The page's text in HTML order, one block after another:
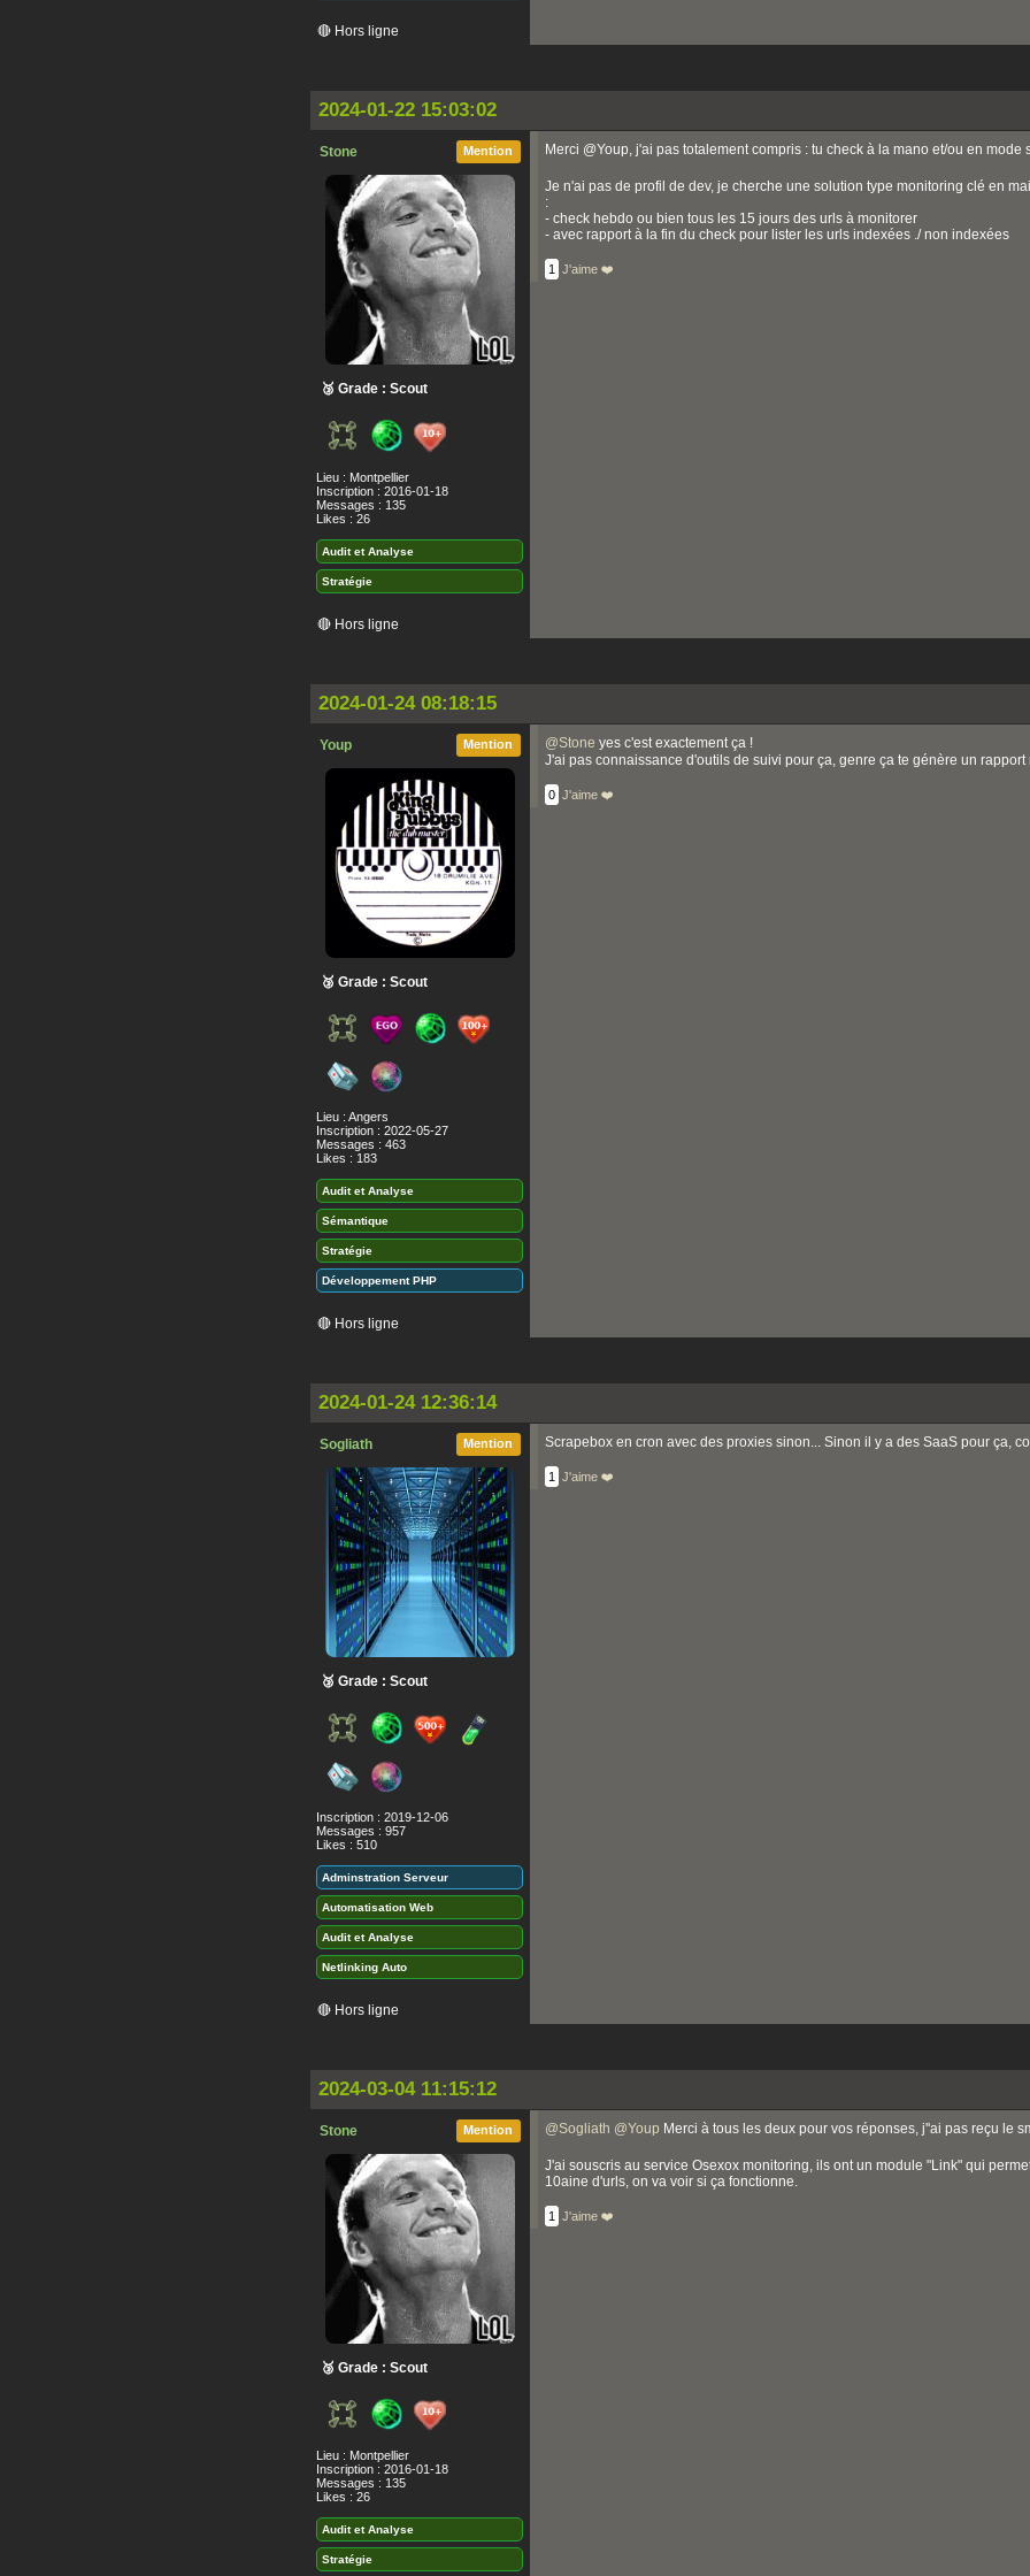
🔴 Hors ligne
2024-01-22 15:03:02
Mention
Stone
🥉 Grade : Scout
Lieu : Montpellier
Inscription : 2016-01-18
Messages : 135
Likes : 26
Audit et Analyse
Stratégie
Merci @Youp, j'ai pas totalement compris : tu check à la mano et/ou en mode
Je n'ai pas de profil de dev, je cherche une solution type monitoring clé en
:
- check hebdo ou bien tous les 15 jours des urls à monitorer
- avec rapport à la fin du check pour lister les urls indexées ./ non indexées
1 J'aime ❤️
🔴 Hors ligne
2024-01-24 08:18:15
Mention
Youp
🥉 Grade : Scout
Lieu : Angers
Inscription : 2022-05-27
Messages : 463
Likes : 183
Audit et Analyse
Sémantique
Stratégie
Développement PHP
@Stone yes c'est exactement ça !
J'ai pas connaissance d'outils de suivi pour ça, genre ça te génère un rapport
0 J'aime ❤️
🔴 Hors ligne
2024-01-24 12:36:14
Mention
Sogliath
🥉 Grade : Scout
Inscription : 2019-12-06
Messages : 957
Likes : 510
Adminstration Serveur
Automatisation Web
Audit et Analyse
Netlinking Auto
Scrapebox en cron avec des proxies sinon... Sinon il y a des SaaS pour ça,
1 J'aime ❤️
🔴 Hors ligne
2024-03-04 11:15:12
Mention
Stone
🥉 Grade : Scout
Lieu : Montpellier
Inscription : 2016-01-18
Messages : 135
Likes : 26
Audit et Analyse
Stratégie
@Sogliath @Youp Merci à tous les deux pour vos réponses, j''ai pas reçu le
J'ai souscris au service Osexox monitoring, ils ont un module "Link" qui
10aine d'urls, on va voir si ça fonctionne.
1 J'aime ❤️